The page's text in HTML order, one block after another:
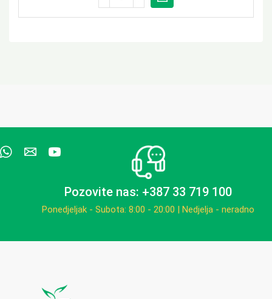
Pozovite nas: +387 33 719 100
Ponedjeljak - Subota: 8:00 - 20:00 | Nedjelja - neradno